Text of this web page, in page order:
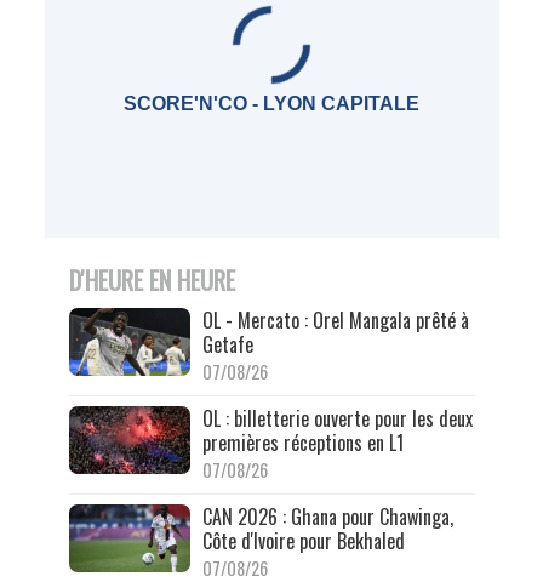
SCORE'N'CO - LYON CAPITALE
D'HEURE EN HEURE
OL - Mercato : Orel Mangala prêté à
Getafe
07/08/26
OL : billetterie ouverte pour les deux
premières réceptions en L1
07/08/26
CAN 2026 : Ghana pour Chawinga,
Côte d'Ivoire pour Bekhaled
07/08/26